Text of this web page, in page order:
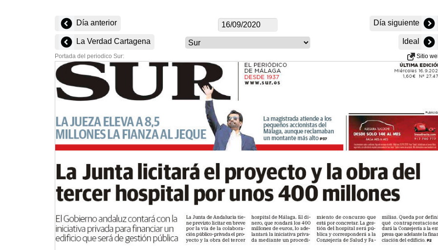
Día anterior Día siguiente
La Verdad Cartagena Ideal
Portada del periodico Sur: Sitio